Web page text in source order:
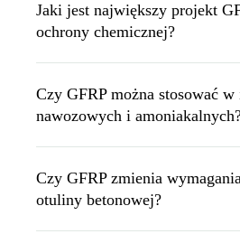
Jaki jest największy projekt
ochrony chemicznej?
Czy GFRP można stosować w
nawozowych i
Czy GFRP zmienia
otuliny betonowej?